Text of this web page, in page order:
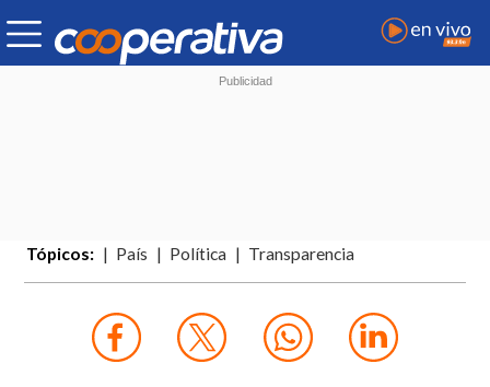
Tópicos: País Política Transparencia